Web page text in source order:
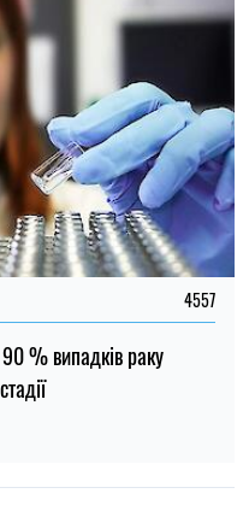
4557
% випадків раку